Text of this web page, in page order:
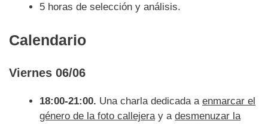
5 horas de selección y análisis.
Calendario
Viernes 06/06
18:00-21:00. Una charla dedicada a enmarcar el
género de la foto callejeray a desmenuzar la